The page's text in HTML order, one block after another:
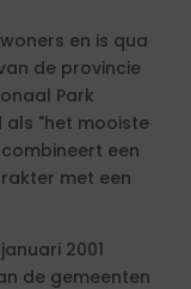
en is qua
de provincie
Park
als "het mooiste
een
met een
2001
de gemeenten